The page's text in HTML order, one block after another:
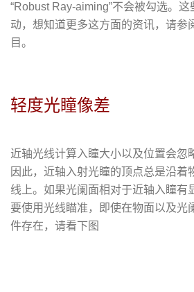
“Robust Ray-aiming”不会被勾选。
动，想知道更多这方面的资讯，请参
目。
轻度光瞳像差
近轴光线计算入瞳大小以及位置会忽
因此，近轴入射光瞳的顶点总是沿着
线上。如果光阑面相对于近轴入瞳有
要使用光线瞄准，即使在物面以及光
件存在，请看下图